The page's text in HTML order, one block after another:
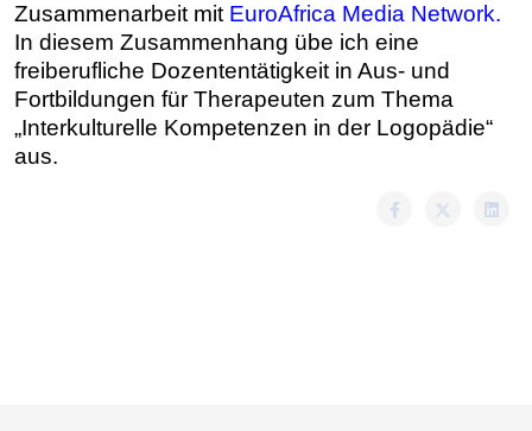
Zusammenarbeit mit EuroAfrica Media Network.
In diesem Zusammenhang übe ich eine
freiberufliche Dozententätigkeit in Aus- und
Fortbildungen für Therapeuten zum Thema
„Interkulturelle Kompetenzen in der Logopädie“
aus.